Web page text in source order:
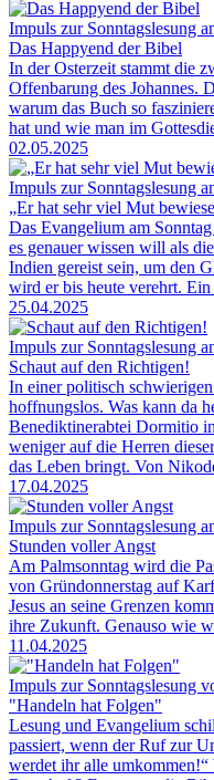
Impuls zur Sonntagslesung
Das Happyend der Bibel
In der Osterzeit stammt die
Offenbarung des Johannes.
warum das Buch so
hat und wie man im
02.05.2025
Impuls zur Sonntagslesung
„Er hat sehr viel Mut
Das Evangelium am
es genauer wissen will als
Indien gereist sein, um den
wird er bis heute verehrt.
25.04.2025
Impuls zur Sonntagslesung
Schaut auf den Richtigen!
In einer politisch
hoffnungslos. Was kann da
Benediktinerabtei Dormitio
weniger auf die Herren
das Leben bringt. Von
17.04.2025
Impuls zur Sonntagslesung
Stunden voller Angst
Am Palmsonntag wird die
von Gründonnerstag auf
Jesus an seine Grenzen
ihre Zukunft. Genauso wie
11.04.2025
Impuls zur Sonntagslesung
"Handeln hat Folgen"
Lesung und Evangelium
passiert, wenn der Ruf zur
werdet ihr alle umkommen!“